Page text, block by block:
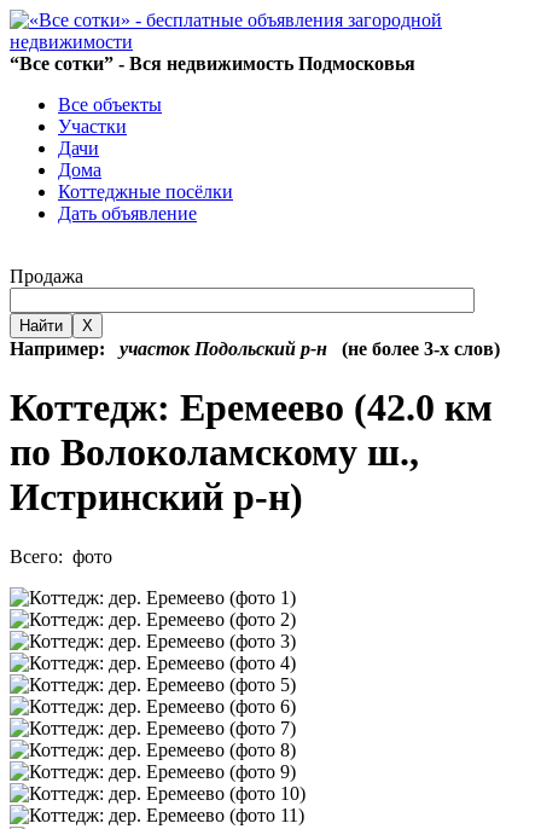
“Все сотки” - Вся недвижимость Подмосковья
Все объекты
Участки
Дачи
Дома
Коттеджные посёлки
Дать объявление
Продажа
Найти X
Например: участок Подольский р-н (не более 3-х слов)
Коттедж: Еремеево (42.0 км
по Волоколамскому ш.,
Истринский р-н)
Всего: фото